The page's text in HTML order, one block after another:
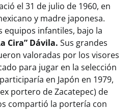
el 31 de julio de 1960, en
y madre japonesa.
equipos infantiles, bajo la
Cira” Dávila. Sus grandes
valoradas por los visores
para jugar en la selección
en Japón en 1979,
portero de Zacatepec) de
compartió la portería con